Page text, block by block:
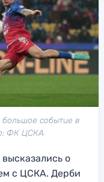
событие в
ФК ЦСКА
о
с ЦСКА. Дерби